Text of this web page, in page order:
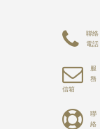
聯絡
電話
服
務
信箱
聯
絡